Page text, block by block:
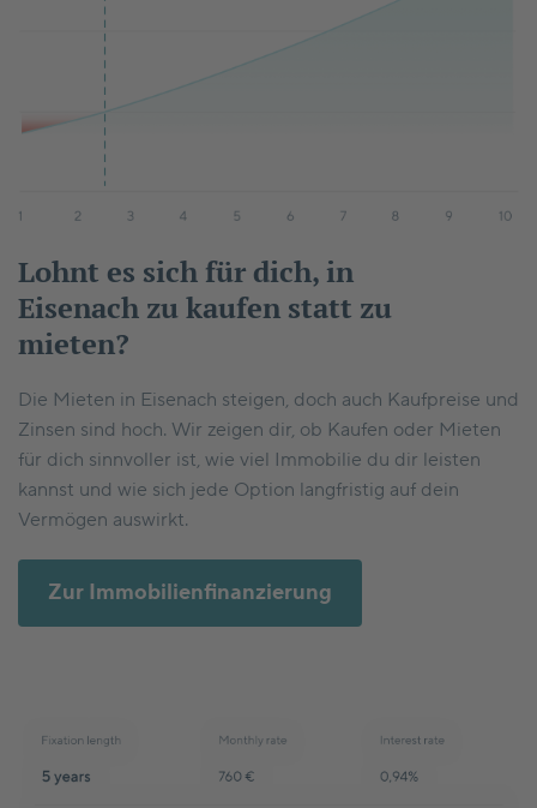
Lohnt es sich für dich, in
Eisenach zu kaufen statt zu
mieten?
Die Mieten in Eisenach steigen, doch auch Kaufpreise und
Zinsen sind hoch. Wir zeigen dir, ob Kaufen oder Mieten
für dich sinnvoller ist, wie viel Immobilie du dir leisten
kannst und wie sich jede Option langfristig auf dein
Vermögen auswirkt.
Zur Immobilienfinanzierung